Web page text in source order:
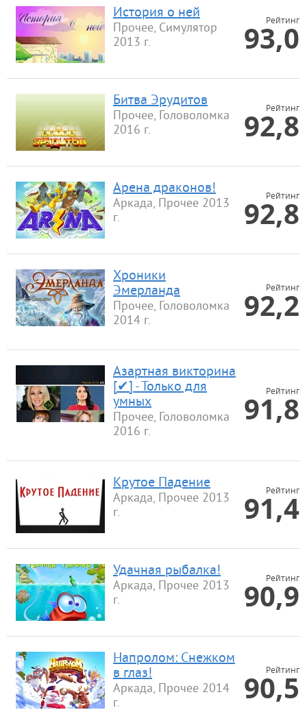
История о ней
Прочее, Симулятор
2013 г.
Рейтинг
93,0
Битва Эрудитов
Прочее, Головоломка
2016 г.
Рейтинг
92,8
Арена драконов!
Аркада, Прочее 2013
г.
Рейтинг
92,8
Хроники
Эмерланда
Прочее, Головоломка
2014 г.
Рейтинг
92,2
Азартная викторина
[✔] - Только для
умных
Прочее, Головоломка
2016 г.
Рейтинг
91,8
Крутое Падение
Аркада, Прочее 2013
г.
Рейтинг
91,4
Удачная рыбалка!
Аркада, Прочее 2013
г.
Рейтинг
90,9
Напролом: Снежком
в глаз!
Аркада, Прочее 2014
г.
Рейтинг
90,5